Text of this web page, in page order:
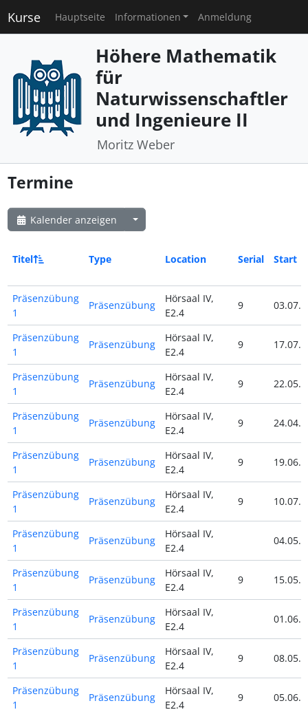
Kurse Hauptseite Informationen Anmeldung
Höhere Mathematik
für
Naturwissenschaftler
und Ingenieure II
Moritz Weber
Termine
Kalender anzeigen
Titel Type Location Serial Start
Präsenzübung
1
Präsenzübung
Hörsaal IV,
E2.4
9
Präsenzübung
1
Präsenzübung
Hörsaal IV,
E2.4
9
Präsenzübung
1
Präsenzübung
Hörsaal IV,
E2.4
9
Präsenzübung
1
Präsenzübung
Hörsaal IV,
E2.4
9
Präsenzübung
1
Präsenzübung
Hörsaal IV,
E2.4
9
Präsenzübung
1
Präsenzübung
Hörsaal IV,
E2.4
9
Präsenzübung
1
Präsenzübung
Hörsaal IV,
E2.4
Präsenzübung
1
Präsenzübung
Hörsaal IV,
E2.4
9
Präsenzübung
1
Präsenzübung
Hörsaal IV,
E2.4
Präsenzübung
1
Präsenzübung
Hörsaal IV,
E2.4
9
Präsenzübung
1
Präsenzübung
Hörsaal IV,
E2.4
9